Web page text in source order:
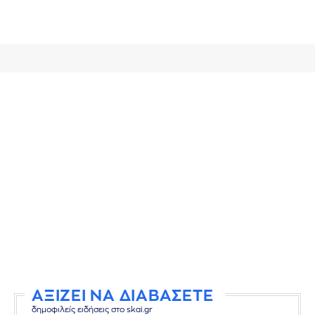
ΑΞΙΖΕΙ ΝΑ ΔΙΑΒΑΣΕΤΕ
δημοφιλείς ειδήσεις στο skai.gr